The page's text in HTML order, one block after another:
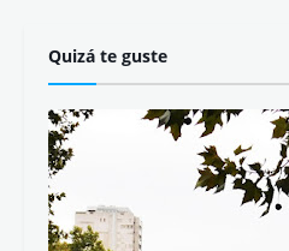
Quizá te guste